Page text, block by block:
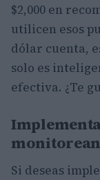
$2,000 en
utilicen esos
dólar cuenta,
solo es
efectiva. ¿Te
Si deseas